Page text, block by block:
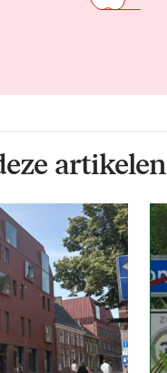
artikelen